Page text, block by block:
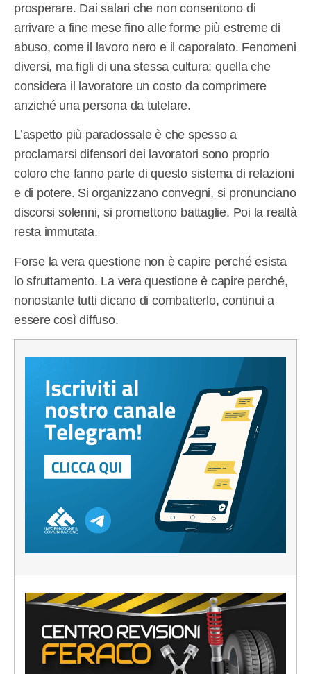
prosperare. Dai salari che non consentono di
arrivare a fine mese fino alle forme più estreme di
abuso, come il lavoro nero e il caporalato. Fenomeni
diversi, ma figli di una stessa cultura: quella che
considera il lavoratore un costo da comprimere
anziché una persona da tutelare.
L’aspetto più paradossale è che spesso a
proclamarsi difensori dei lavoratori sono proprio
coloro che fanno parte di questo sistema di relazioni
e di potere. Si organizzano convegni, si pronunciano
discorsi solenni, si promettono battaglie. Poi la realtà
resta immutata.
Forse la vera questione non è capire perché esista
lo sfruttamento. La vera questione è capire perché,
nonostante tutti dicano di combatterlo, continui a
essere così diffuso.